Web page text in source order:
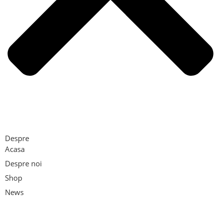
Despre
Acasa
Despre noi
Shop
News